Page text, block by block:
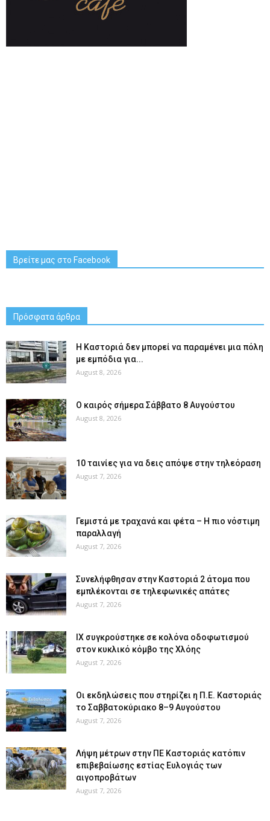
Βρείτε μας στο Facebook
Πρόσφατα άρθρα
Η Καστοριά δεν μπορεί να παραμένει μια πόλη
με εμπόδια για...
August 8, 2026
Ο καιρός σήμερα Σάββατο 8 Αυγούστου
August 8, 2026
10 ταινίες για να δεις απόψε στην τηλεόραση
August 7, 2026
Γεμιστά με τραχανά και φέτα – Η πιο νόστιμη
παραλλαγή
August 7, 2026
Συνελήφθησαν στην Καστοριά 2 άτομα που
εμπλέκονται σε τηλεφωνικές απάτες
August 7, 2026
ΙΧ συγκρούστηκε σε κολόνα οδοφωτισμού
στον κυκλικό κόμβο της Χλόης
August 7, 2026
Οι εκδηλώσεις που στηρίζει η Π.Ε. Καστοριάς
το Σαββατοκύριακο 8–9 Αυγούστου
August 7, 2026
Λήψη μέτρων στην ΠΕ Καστοριάς κατόπιν
επιβεβαίωσης εστίας Ευλογιάς των
αιγοπροβάτων
August 7, 2026